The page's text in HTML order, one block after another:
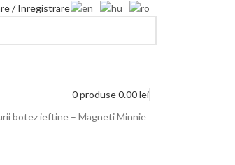
/ Inregistrare
0produse0.00lei
botez ieftine – Magneti Minnie